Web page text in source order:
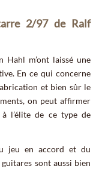
2/97 de Ralf
Hahl m’ont laissé une
En ce qui concerne
et bien sûr le
on peut affirmer
l’élite de ce type de
jeu en accord et du
sont aussi bien